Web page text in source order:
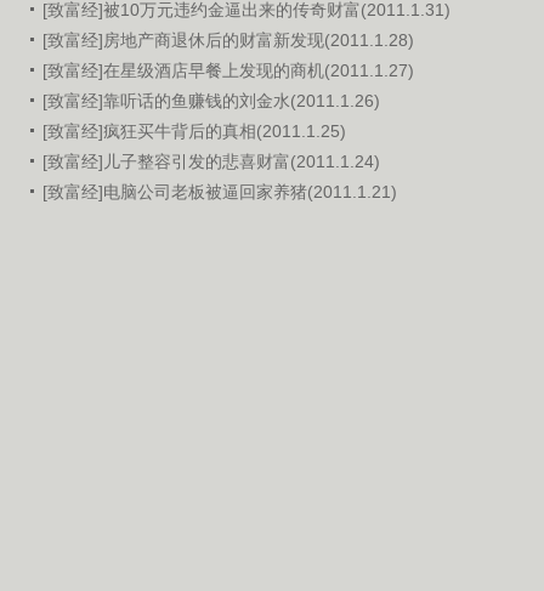
[致富经]被10万元违约金逼出来的传奇财富(2011.1.31)
[致富经]房地产商退休后的财富新发现(2011.1.28)
[致富经]在星级酒店早餐上发现的商机(2011.1.27)
[致富经]靠听话的鱼赚钱的刘金水(2011.1.26)
[致富经]疯狂买牛背后的真相(2011.1.25)
[致富经]儿子整容引发的悲喜财富(2011.1.24)
[致富经]电脑公司老板被逼回家养猪(2011.1.21)